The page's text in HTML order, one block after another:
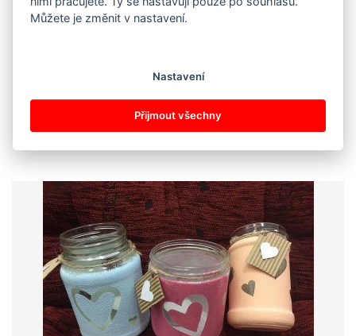
9.třída, 5 dětí
483
Můžete je změnit v nastavení.
Nastavení
Přijmout všechny